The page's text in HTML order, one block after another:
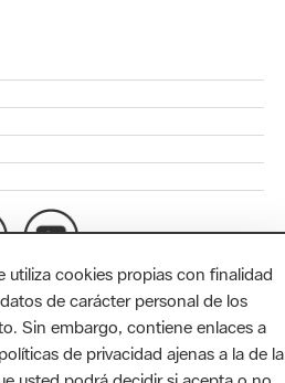
Llacuna, 1a planta. Badajoz, 49.
428 / xarxaparcs@diba.cat
utiliza cookies propias con finalidad
de carácter personal de los
Sin embargo, contiene enlaces a
de privacidad ajenas a la de la